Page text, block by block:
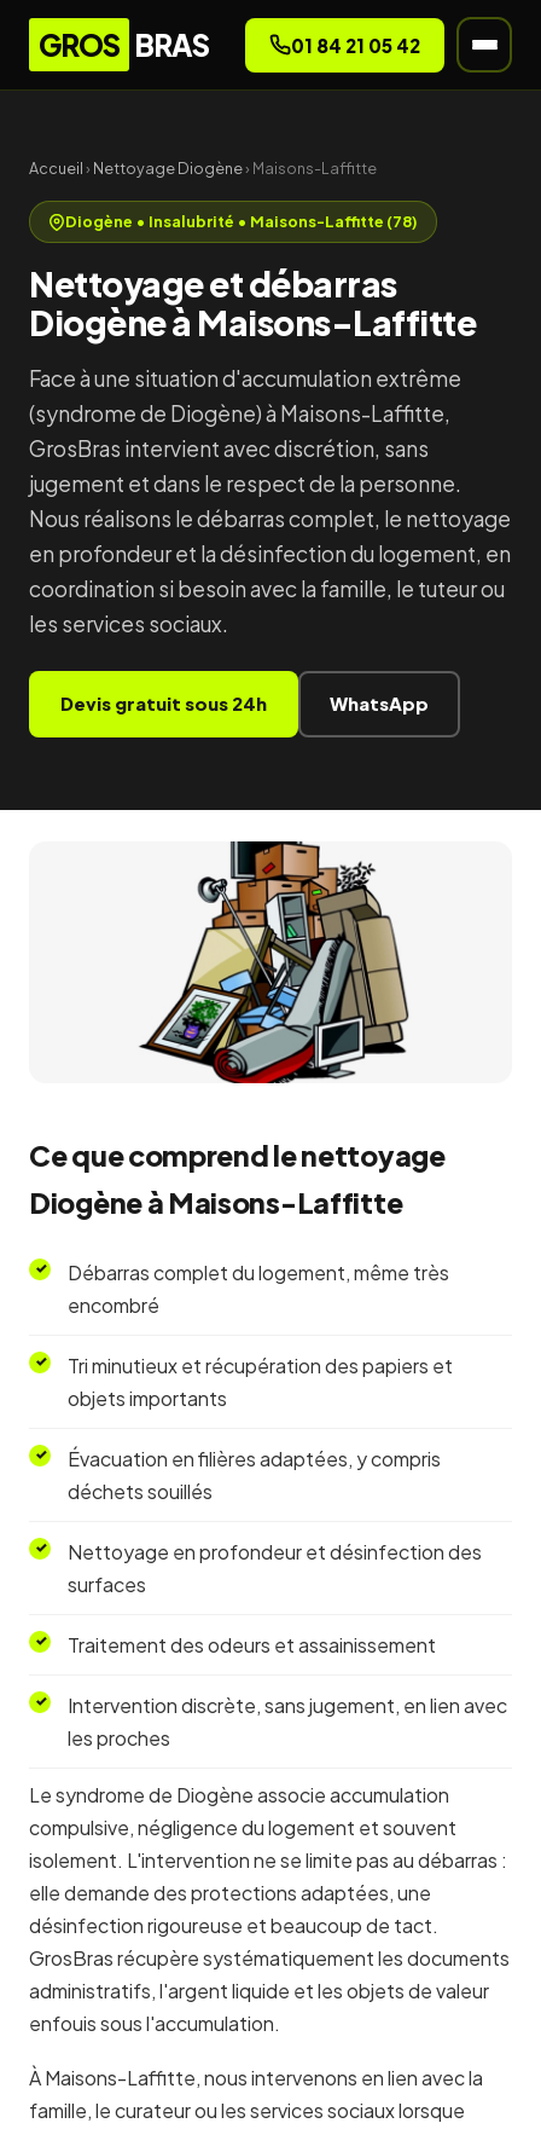
GROS BRAS 01 84 21 05 42
Accueil› Nettoyage Diogène› Maisons-Laffitte
Diogène • Insalubrité • Maisons-Laffitte (78)
Nettoyage et débarras
Diogène à Maisons-Laffitte
Face à une situation d'accumulation extrême
(syndrome de Diogène) à Maisons-Laffitte,
GrosBras intervient avec discrétion, sans
jugement et dans le respect de la personne.
Nous réalisons le débarras complet, le nettoyage
en profondeur et la désinfection du logement, en
coordination si besoin avec la famille, le tuteur ou
les services sociaux.
Devis gratuit sous 24h WhatsApp
Ce que comprend le nettoyage
Diogène à Maisons-Laffitte
Débarras complet du logement, même très
encombré
Tri minutieux et récupération des papiers et
objets importants
Évacuation en filières adaptées, y compris
déchets souillés
Nettoyage en profondeur et désinfection des
surfaces
Traitement des odeurs et assainissement
Intervention discrète, sans jugement, en lien avec
les proches
Le syndrome de Diogène associe accumulation
compulsive, négligence du logement et souvent
isolement. L'intervention ne se limite pas au débarras :
elle demande des protections adaptées, une
désinfection rigoureuse et beaucoup de tact.
GrosBras récupère systématiquement les documents
administratifs, l'argent liquide et les objets de valeur
enfouis sous l'accumulation.
À Maisons-Laffitte, nous intervenons en lien avec la
famille, le curateur ou les services sociaux lorsque